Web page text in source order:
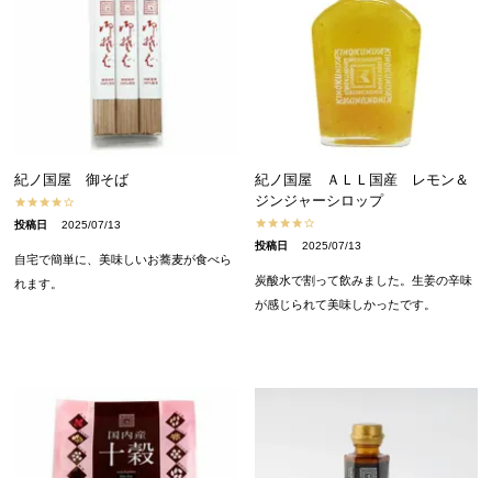
紀ノ国屋 御そば
投稿日 2025/07/13
自宅で簡単に、美味しいお蕎麦が食べら
れます。
紀ノ国屋 ＡＬＬ国産 レモン＆
ジンジャーシロップ
投稿日 2025/07/13
炭酸水で割って飲みました。生姜の辛味
が感じられて美味しかったです。